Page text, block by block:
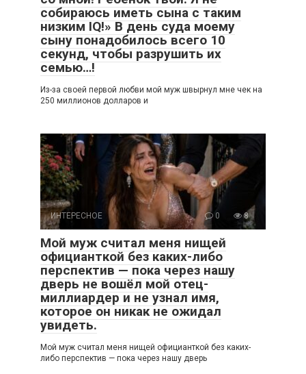
собираюсь иметь сына с таким
низким IQ!» В день суда моему
сыну понадобилось всего 10
секунд, чтобы разрушить их
семью…!
Из-за своей первой любви мой муж швырнул мне чек на
250 миллионов долларов и
ИНТЕРЕСНОЕ 0 8
Мой муж считал меня нищей
официанткой без каких-либо
перспектив — пока через нашу
дверь не вошёл мой отец-
миллиардер и не узнал имя,
которое он никак не ожидал
увидеть.
Мой муж считал меня нищей официанткой без каких-
либо перспектив — пока через нашу дверь